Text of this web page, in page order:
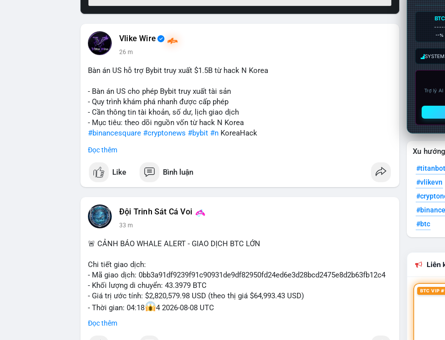
Vlike Wire
26 m
Bàn án US hỗ trợ Bybit truy xuất $1.5B từ hack N Korea
- Bàn án US cho phép Bybit truy xuất tài sản
- Quy trình khám phá nhanh được cấp phép
- Cần thông tin tài khoản, số dư, lịch giao dịch
- Mục tiêu: theo dõi nguồn vốn từ hack N Korea
#binancesquare #cryptonews #bybit #n KoreaHack
$btc $eth
#vlikevn #titanbot
Đọc thêm
Like Bình luận
Đội Trinh Sát Cá Voi
33 m
🚨 CẢNH BÁO WHALE ALERT - GIAO DỊCH BTC LỚN
Chi tiết giao dịch:
- Mã giao dịch: 0bb3a91df9239f91c90931de9df82950fd24ed6e3d28bcd2475e8d2b63fb12c4
- Khối lượng di chuyển: 43.3979 BTC
- Giá trị ước tính: $2,820,579.98 USD (theo thị giá $64,993.43 USD)
- Thời gian: 04:18
4 2026-08-08 UTC
Nhận định phân tích hành vi của Cá voi dựa trên giao dịch này: Khối lượng 43.3979 BTC
Đọc thêm
BTC
--%
Trợ lý
Xu
#titanbot
#vlikevn
#btc
Liên
BTC VIP